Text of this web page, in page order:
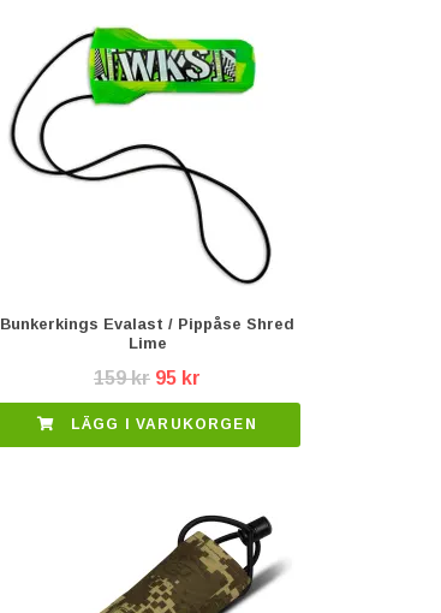
Bunkerkings Evalast / Pippåse Shred
Lime
159 kr 95 kr
LÄGG I VARUKORGEN